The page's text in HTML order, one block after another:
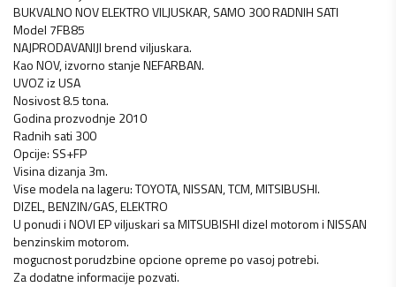
BUKVALNO NOV ELEKTRO VILJUSKAR, SAMO 300 RADNIH SATI
Model 7FB85
NAJPRODAVANIJI brend viljuskara.
Kao NOV, izvorno stanje NEFARBAN.
UVOZ iz USA
Nosivost 8.5 tona.
Godina prozvodnje 2010
Radnih sati 300
Opcije: SS+FP
Visina dizanja 3m.
Vise modela na lageru: TOYOTA, NISSAN, TCM, MITSIBUSHI.
DIZEL, BENZIN/GAS, ELEKTRO
U ponudi i NOVI EP viljuskari sa MITSUBISHI dizel motorom i NISSAN
benzinskim motorom.
mogucnost porudzbine opcione opreme po vasoj potrebi.
Za dodatne informacije pozvati.